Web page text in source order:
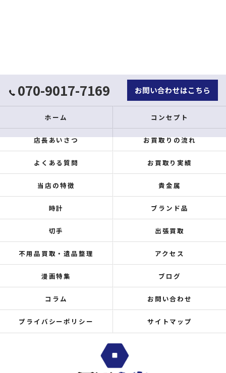
070-9017-7169 お問い合わせはこちら
ホーム コンセプト
店長あいさつ お買取りの流れ
よくある質問 お買取り実績
当店の特徴 貴金属
時計 ブランド品
切手 出張買取
不用品買取・遺品整理 アクセス
漫画特集 ブログ
コラム お問い合わせ
プライバシーポリシー サイトマップ